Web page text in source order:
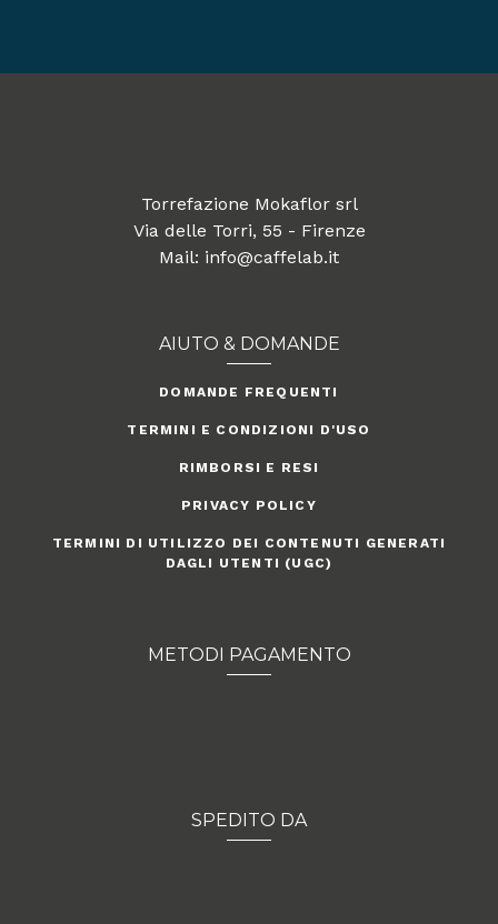
Torrefazione Mokaflor srl
Via delle Torri, 55 - Firenze
Mail: info@caffelab.it
AIUTO & DOMANDE
DOMANDE FREQUENTI
TERMINI E CONDIZIONI D'USO
RIMBORSI E RESI
PRIVACY POLICY
TERMINI DI UTILIZZO DEI CONTENUTI GENERATI
DAGLI UTENTI (UGC)
METODI PAGAMENTO
SPEDITO DA